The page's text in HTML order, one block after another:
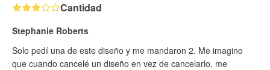
Cantidad
Stephanie Roberts
Solo pedí una de este diseño y me mandaron 2. Me imagino
que cuando cancelé un diseño en vez de cancelarlo, me